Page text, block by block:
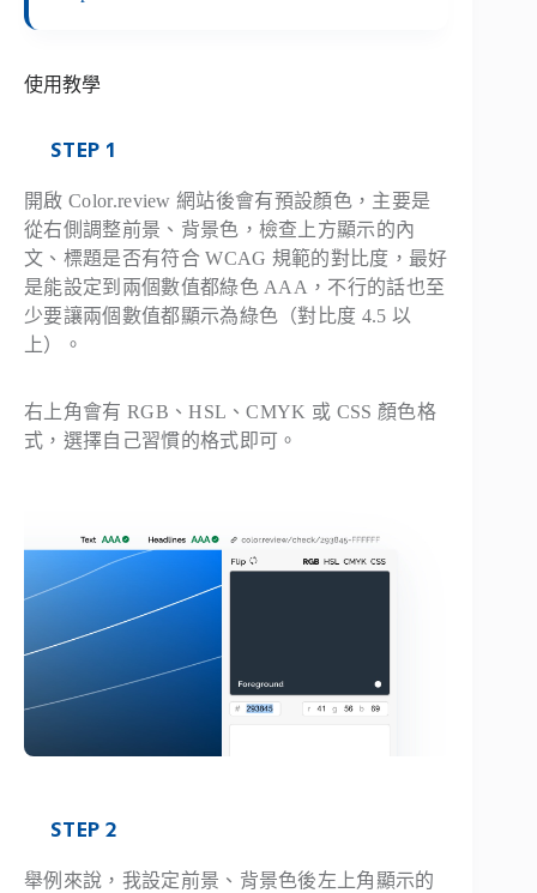
使用教學
STEP 1
開啟 Color.review 網站後會有預設顏色，主要是
從右側調整前景、背景色，檢查上方顯示的內
文、標題是否有符合 WCAG 規範的對比度，最好
是能設定到兩個數值都綠色 AAA，不行的話也至
少要讓兩個數值都顯示為綠色（對比度 4.5 以
上）。
右上角會有 RGB、HSL、CMYK 或 CSS 顏色格
式，選擇自己習慣的格式即可。
STEP 2
舉例來說，我設定前景、背景色後左上角顯示的